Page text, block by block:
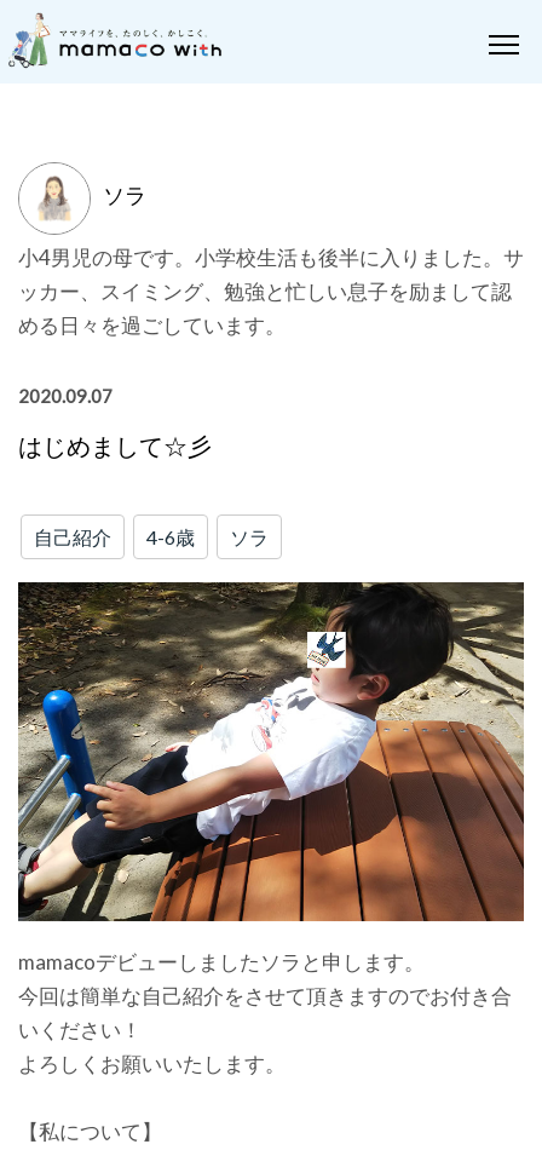
ソラ
小4男児の母です。小学校生活も後半に入りました。サ
ッカー、スイミング、勉強と忙しい息子を励まして認
める日々を過ごしています。
2020.09.07
はじめまして☆彡
自己紹介 4-6歳 ソラ
mamacoデビューしましたソラと申します。
今回は簡単な自己紹介をさせて頂きますのでお付き合
いください！
よろしくお願いいたします。
【私について】